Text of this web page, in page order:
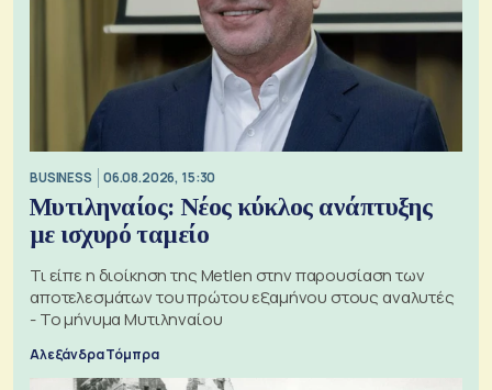
BUSINESS 06.08.2026, 15:30
Μυτιληναίος: Νέος κύκλος ανάπτυξης
με ισχυρό ταμείο
Τι είπε η διοίκηση της Metlen στην παρουσίαση των
αποτελεσμάτων του πρώτου εξαμήνου στους αναλυτές
- Το μήνυμα Μυτιληναίου
Αλεξάνδρα Τόμπρα